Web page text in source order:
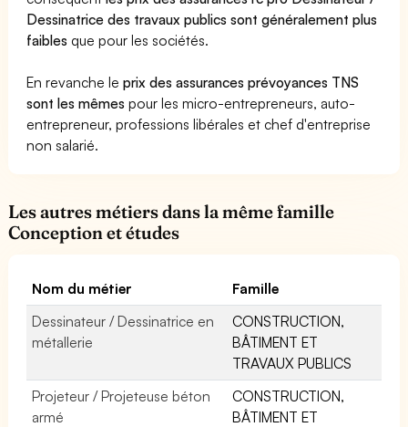
Dessinatrice des travaux publics sont généralement plus
faibles que pour les sociétés.
En revanche leprix des assurances prévoyances TNS
sont les mêmes pour les micro-entrepreneurs, auto-
entrepreneur, professions libérales et chef d'entreprise
non salarié.
Les autres métiers dans la même famille
Conception et études
Nom du métier
Famille
Dessinateur / Dessinatrice en
métallerie
CONSTRUCTION,
BÂTIMENT ET
TRAVAUX PUBLICS
Projeteur / Projeteuse béton
armé
CONSTRUCTION,
BÂTIMENT ET